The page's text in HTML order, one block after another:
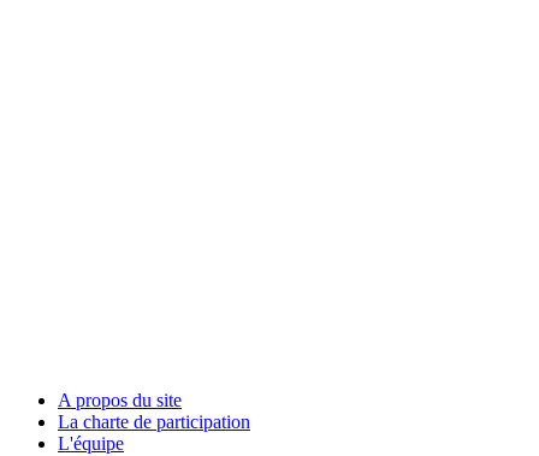
A propos du site
La charte de participation
L'équipe